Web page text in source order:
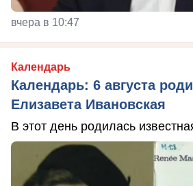
вчера в 10:47
Календарь
Календарь: 6 августа
Елизавета Ивановская
В этот день родилась